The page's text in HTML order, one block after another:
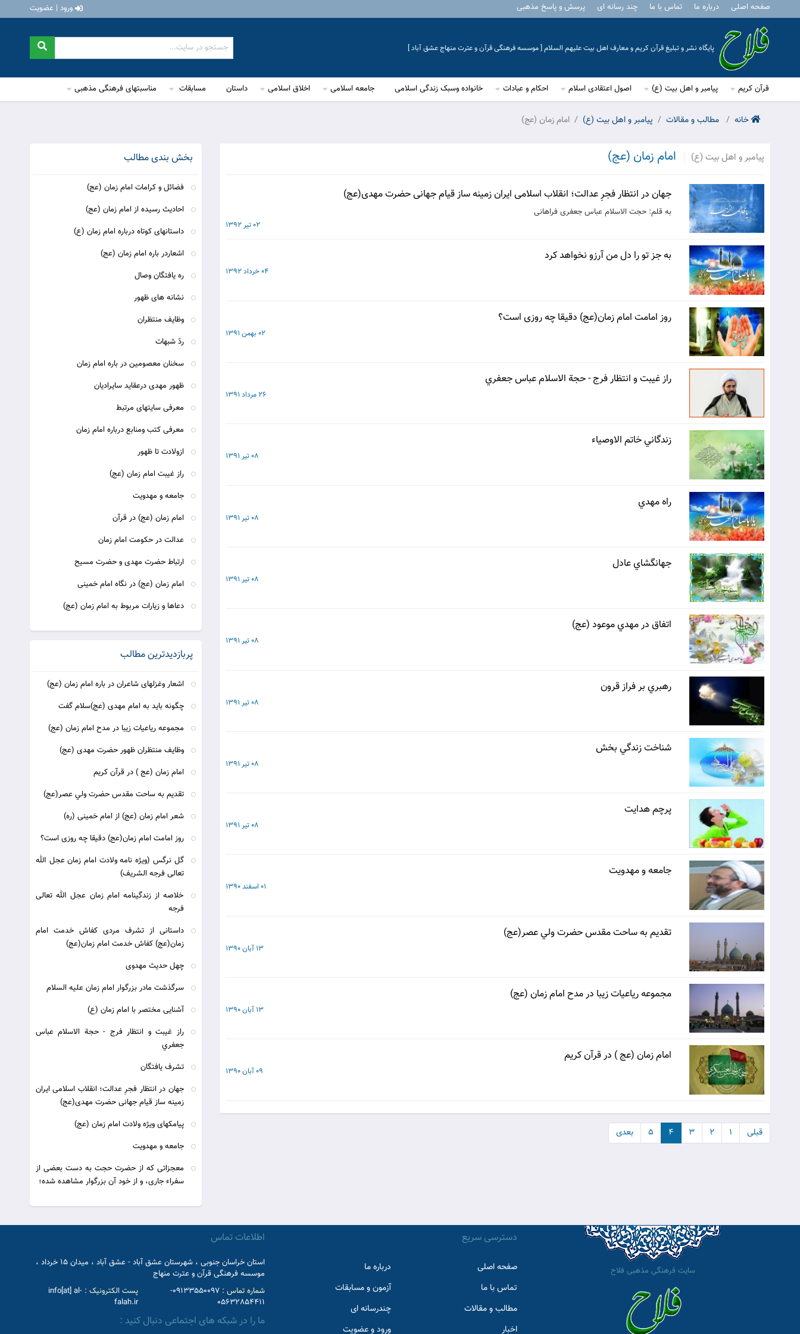
صفحه اصلی درباره ما تماس با ما چند رسانه ای پرسش و پاسخ مذهبی ورود | عضویت
پایگاه نشر و تبلیغ قرآن کریم و معارف اهل بیت علیهم السلام [ موسسه فرهنگی قرآن و عترت منهاج عشق آباد ]
قرآن کریم پیامبر و اهل بیت (ع) اصول اعتقادی اسلام احکام و عبادات خانواده وسبک زندگی اسلامی جامعه اسلامی اخلاق اسلامی داستان مسابقات مناسبتهای فرهنگی مذهبی
خانه مطالب و مقالات پیامبر و اهل بیت (ع) امام زمان (عج)
پیامبر و اهل بیت (ع) امام زمان (عج)
جهان در انتظار فجرِ عدالت؛ انقلاب اسلامى ایران زمینه ساز قیام جهانى حضرت مهدى(عج)
به قلم: حجت الاسلام عباس جعفری فراهانی
02 تیر 1392
به جز تو را دل من آرزو نخواهد کرد
04 خرداد 1392
روز امامت امام زمان(عج) دقیقا چه روزی است؟
02 بهمن 1391
راز غيبت و انتظار فرج - حجة الاسلام عباس جعفري
26 مرداد 1391
زندگاني خاتم الاوصياء
08 تیر 1391
راه مهدي
08 تیر 1391
جهانگشاي عادل
08 تیر 1391
اتفاق در مهدي موعود (عج)
08 تیر 1391
رهبري بر فراز قرون
08 تیر 1391
شناخت زندگي بخش
08 تیر 1391
پرچم هدايت
08 تیر 1391
جامعه و مهدويت
01 اسفند 1390
تقديم به ساحت مقدس حضرت ولي عصر(عج)
13 آبان 1390
مجموعه ریاعیات زیبا در مدح امام زمان (عج)
13 آبان 1390
امام زمان (عج ) در قرآن کریم
09 آبان 1390
قبلی ۱ ۲ ۳ ۴ ۵ بعدی
بخش بندی مطالب
فضائل و کرامات امام زمان (عج)
احادیث رسیده از امام زمان (عج)
داستانهای کوتاه درباره امام زمان (ع)
اشعاردر باره امام زمان (عج)
ره یافتگان وصال
نشانه های ظهور
وظایف منتظران
ردّ شبهات
سخنان معصومین در باره امام زمان
ظهور مهدی درعقاید سایرادیان
معرفی سایتهای مرتبط
معرفی کتب ومنابع درباره امام زمان
ازولادت تا ظهور
راز غیبت امام زمان (عج)
جامعه و مهدویت
امام زمان (عج) در قرآن
عدالت در حکومت امام زمان
ارتباط حضرت مهدی و حضرت مسیح
امام زمان (عج) در نگاه امام خمینی
دعاها و زیارات مربوط به امام زمان (عج)
پربازدیدترین مطالب
اشعار وغزلهای شاعران در باره امام زمان (عج)
چگونه باید به امام مهدی (عج)سلام گفت
مجموعه ریاعیات زیبا در مدح امام زمان (عج)
وظایف منتظران ظهور حضرت مهدی (عج)
امام زمان (عج ) در قرآن کریم
تقديم به ساحت مقدس حضرت ولي عصر(عج)
شعر امام زمان (عج) از امام خمینی (ره)
روز امامت امام زمان(عج) دقیقا چه روزی است؟
گل نرگس (ویژه نامه ولادت امام زمان عجل الله
تعالی فرجه الشریف)
خلاصه از زندگینامه امام زمان عجل الله تعالی
فرجه
داستانی از تشرف مردی کفاش خدمت امام
زمان(عج) کفاش خدمت امام زمان(عج)
چهل حدیث مهدوی
سرگذشت مادر بزرگوار امام زمان علیه السلام
آشنایی مختصر با امام زمان (ع)
راز غيبت و انتظار فرج - حجة الاسلام عباس
جعفري
تشرف یافتگان
جهان در انتظار فجرِ عدالت؛ انقلاب اسلامى ایران
زمینه ساز قیام جهانى حضرت مهدى(عج)
پیامکهای ویژه ولادت امام زمان (عج)
جامعه و مهدويت
معجزاتی که از حضرت حجت به دست بعضی از
سفراء جاری، و از خود آن بزرگوار مشاهده شده؛
سایت فرهنگی مذهبی فلاح
دسترسی سریع
صفحه اصلی
درباره ما
تماس با ما
آزمون و مسابقات
مطالب و مقالات
چندرسانه ای
اخبار
ورود و عضویت
اطلاعات تماس
استان خراسان جنوبی ، شهرستان عشق آباد - عشق آباد ، میدان 15 خرداد ،
موسسه فرهنگی قرآن و عترت منهاج
شماره تماس :
09133550097-
05632854411
پست الکترونیک : info[at] al-
falah.ir
ما را در شبکه های اجتماعی دنبال کنید :